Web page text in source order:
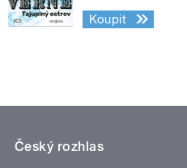
Koupit
Český rozhlas